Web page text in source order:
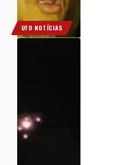
UFO NOTÍCIAS